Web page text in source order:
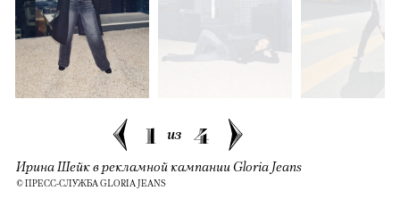
1 из 4
Ирина Шейк в рекламной кампании Gloria Jeans
© ПРЕСС-СЛУЖБА GLORIA JEANS